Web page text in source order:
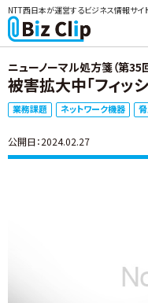
NTT西日本が運営するビジネス情報サイ
ニューノーマル処方箋（第35
被害拡大中「フィッ
業務課題 ネットワーク機器
公開日：2024.02.27